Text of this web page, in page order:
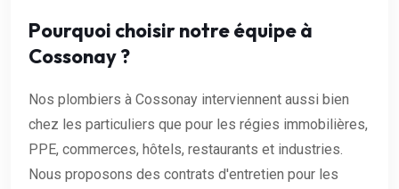
Pourquoi choisir notre équipe à
Cossonay ?
Nos plombiers à Cossonay interviennent aussi bien
chez les particuliers que pour les régies immobilières,
PPE, commerces, hôtels, restaurants et industries.
Nous proposons des contrats d'entretien pour les